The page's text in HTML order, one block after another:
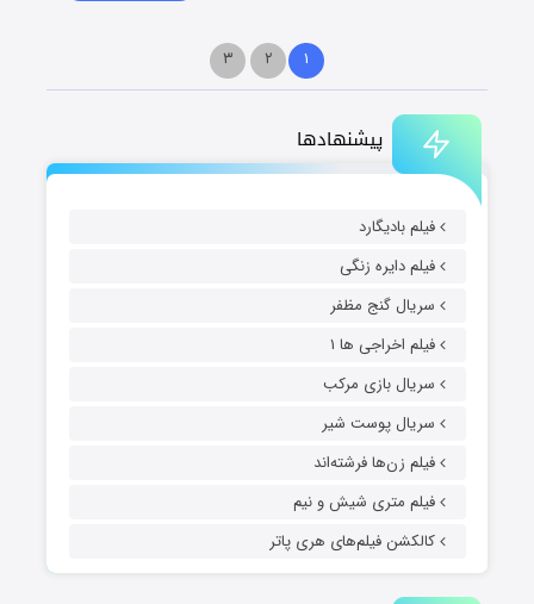
پیشنهادها
فیلم بادیگارد
فیلم دایره زنگی
سریال گنج مظفر
فیلم اخراجی ها ۱
سریال بازی مرکب
سریال پوست شیر
فیلم زن‌ها فرشته‌اند
فیلم متری شیش و نیم
کالکشن فیلم‌های هری پاتر
۱ ۲ ۳